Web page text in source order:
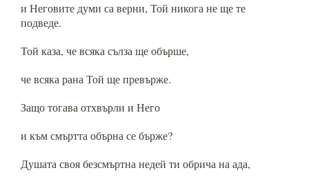
и Неговите думи са верни, Той никога не ще те
подведе.
Той каза, че всяка сълза ще обърше,
че всяка рана Той ще превърже.
Защо тогава отхвърли и Него
и към смъртта обърна се бърже?
Душата своя безсмъртна недей ти обрича на ада,